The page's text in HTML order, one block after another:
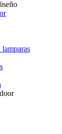
lamparas